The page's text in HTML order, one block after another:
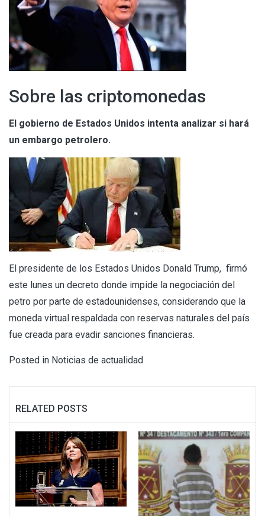
Sobre las criptomonedas
El gobierno de Estados Unidos intenta analizar si hará
un embargo petrolero.
El presidente de los Estados Unidos Donald Trump, firmó
este lunes un decreto donde impide la negociación del
petro por parte de estadounidenses, considerando que la
moneda virtual respaldada con reservas naturales del país
fue creada para evadir sanciones financieras.
Posted in Noticias de actualidad
RELATED POSTS